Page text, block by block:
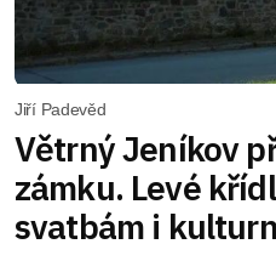
Jiří Padevěd
Větrný Jeníkov
zámku. Levé
svatbám i